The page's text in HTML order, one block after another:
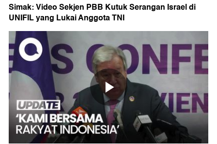
Simak: Video Sekjen PBB Kutuk Serangan Israel di
UNIFIL yang Lukai Anggota TNI